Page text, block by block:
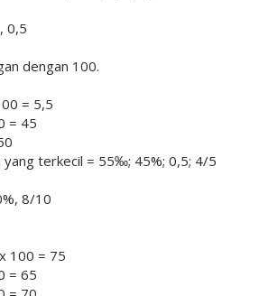
0,5
dengan 100.
= 5,5
= 45
yang terkecil = 55‰; 45%; 0,5; 4/5
8/10
100 = 75
= 65